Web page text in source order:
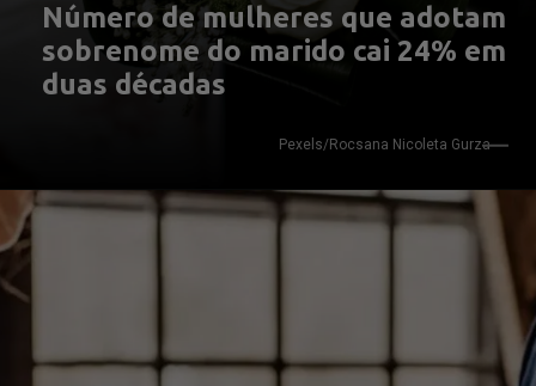
Pexels/Rocsana Nicoleta Gurza
Número de mulheres que adotam
sobrenome do marido cai 24% em
duas décadas